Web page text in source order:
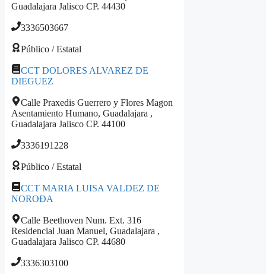
Guadalajara Jalisco CP. 44430
3336503667
Público / Estatal
CCT DOLORES ALVAREZ DE
DIEGUEZ
Calle Praxedis Guerrero y Flores Magon
Asentamiento Humano, Guadalajara ,
Guadalajara Jalisco CP. 44100
3336191228
Público / Estatal
CCT MARIA LUISA VALDEZ DE
NOROÐA
Calle Beethoven Num. Ext. 316
Residencial Juan Manuel, Guadalajara ,
Guadalajara Jalisco CP. 44680
3336303100